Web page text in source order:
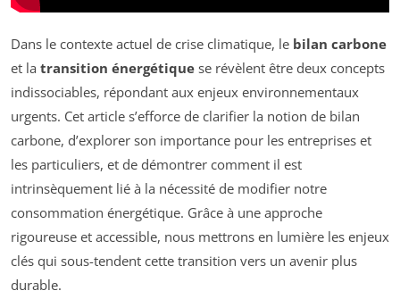
Dans le contexte actuel de crise climatique, le bilan carbone
et la transition énergétique se révèlent être deux concepts
indissociables, répondant aux enjeux environnementaux
urgents. Cet article s’efforce de clarifier la notion de bilan
carbone, d’explorer son importance pour les entreprises et
les particuliers, et de démontrer comment il est
intrinsèquement lié à la nécessité de modifier notre
consommation énergétique. Grâce à une approche
rigoureuse et accessible, nous mettrons en lumière les enjeux
clés qui sous-tendent cette transition vers un avenir plus
durable.